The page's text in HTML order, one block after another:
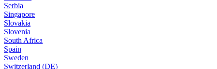
Serbia
Singapore
Slovakia
Slovenia
South Africa
Spain
Sweden
Switzerland (DE)